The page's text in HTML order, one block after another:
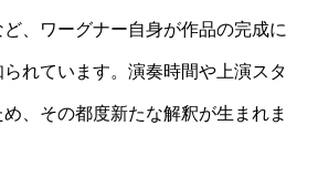
、ワーグナー自身が作品の完成に
れています。演奏時間や上演スタ
、その都度新たな解釈が生まれま